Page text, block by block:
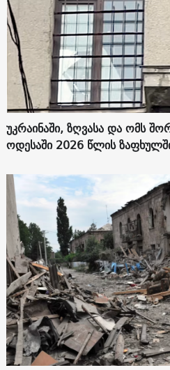
უკრაინაში, ზღვასა და ომს
ოდესაში 2026 წლის